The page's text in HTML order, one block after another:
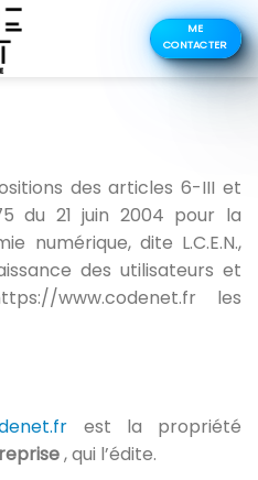
ME
CONTACTER
des articles 6-III et
du 21 juin 2004 pour la
numérique, dite L.C.E.N.,
des utilisateurs et
www.codenet.fr les
est la propriété
, qui l’édite.